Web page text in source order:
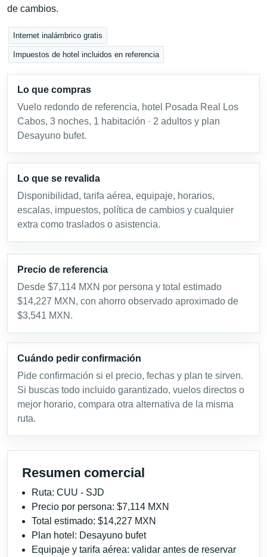
de cambios.
Internet inalámbrico gratis
Impuestos de hotel incluidos en referencia
Lo que compras
Vuelo redondo de referencia, hotel Posada Real Los
Cabos, 3 noches, 1 habitación · 2 adultos y plan
Desayuno bufet.
Lo que se revalida
Disponibilidad, tarifa aérea, equipaje, horarios,
escalas, impuestos, política de cambios y cualquier
extra como traslados o asistencia.
Precio de referencia
Desde $7,114 MXN por persona y total estimado
$14,227 MXN, con ahorro observado aproximado de
$3,541 MXN.
Cuándo pedir confirmación
Pide confirmación si el precio, fechas y plan te sirven.
Si buscas todo incluido garantizado, vuelos directos o
mejor horario, compara otra alternativa de la misma
ruta.
Resumen comercial
Ruta: CUU - SJD
Precio por persona: $7,114 MXN
Total estimado: $14,227 MXN
Plan hotel: Desayuno bufet
Equipaje y tarifa aérea: validar antes de reservar